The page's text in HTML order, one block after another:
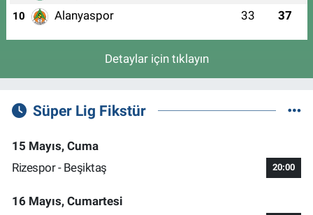
10 Alanyaspor 33 37
Detaylar için tıklayın
Süper Lig Fikstür
15 Mayıs, Cuma
Rizespor - Beşiktaş
20:00
16 Mayıs, Cumartesi